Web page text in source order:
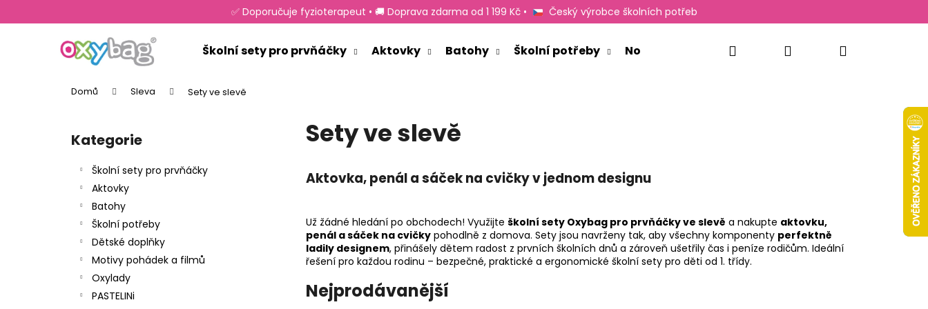
✅ Doporučuje fyzioterapeut • 🚚 Doprava zdarma od 1 199 Kč • Český výrobce školních potřeb
Školní sety pro prvňáčky Aktovky Batohy Školní potřeby Novinky OxyladyHledat PřihlášeníNákupní
Domů Sleva Sety ve slevě
Přeskočit
kategorie
Kategorie
Školní sety pro prvňáčky
Aktovky
Batohy
Školní potřeby
Dětské doplňky
Motivy pohádek a filmů
Oxylady
PASTELINi
Sety ve slevě
Aktovka, penál a sáček na cvičky v jednom designu
Už žádné hledání po obchodech! Využijte školní sety Oxybag pro prvňáčky ve slevě a nakupte aktovku,
penál a sáček na cvičky pohodlně z domova. Sety jsou navrženy tak, aby všechny komponenty perfektně
ladily designem, přinášely dětem radost z prvních školních dnů a zároveň ušetřily čas i peníze rodičům. Ideální
řešení pro každou rodinu – bezpečné, praktické a ergonomické školní sety pro děti od 1. třídy.
Nejprodávanější
o
Doporučujeme